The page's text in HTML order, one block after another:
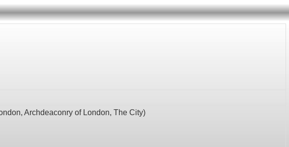
Archdeaconry of London, The City)